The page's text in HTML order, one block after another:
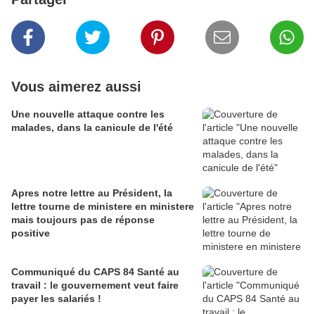
Vous aimerez aussi
Une nouvelle attaque contre les
malades, dans la canicule de l'été
Apres notre lettre au Président, la
lettre tourne de ministere en ministere
mais toujours pas de réponse
positive
Communiqué du CAPS 84 Santé au
travail : le gouvernement veut faire
payer les salariés !